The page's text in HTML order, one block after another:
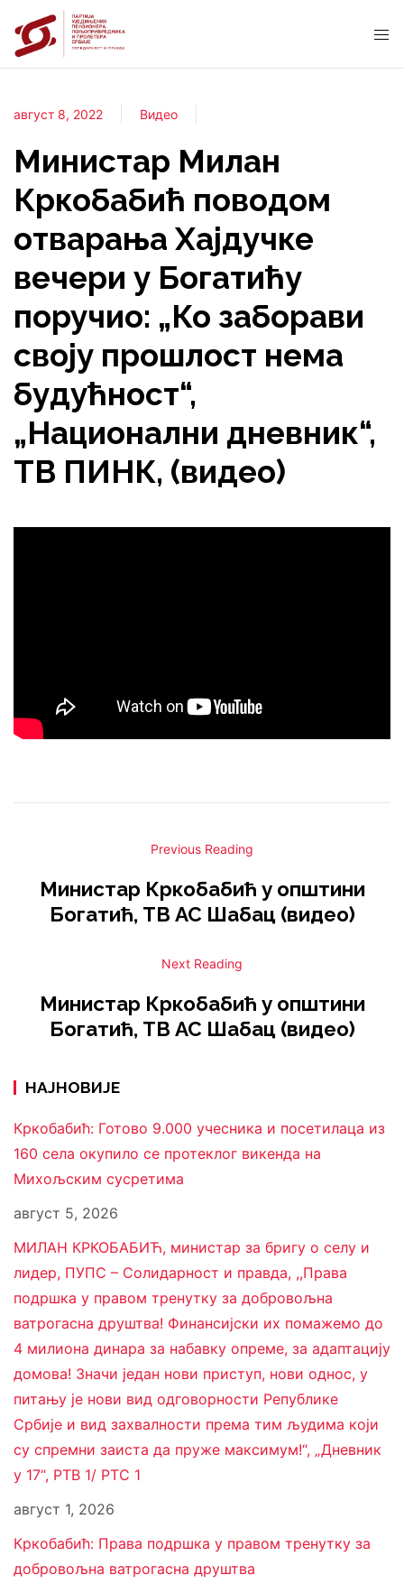
август 8, 2022 Видео
Министар Милан
Кркобабић поводом
отварања Хајдучке
вечери у Богатићу
поручио: „Ко заборави
своју прошлост нема
будућност“,
„Национални дневник“,
ТВ ПИНК, (видео)
Previous Reading
Министар Кркобабић у општини
Богатић, ТВ АС Шабац (видео)
Next Reading
Министар Кркобабић у општини
Богатић, ТВ АС Шабац (видео)
НАЈНОВИЈЕ
Кркобабић: Готово 9.000 учесника и посетилаца из
160 села окупило се протеклог викенда на
Михољским сусретима
август 5, 2026
МИЛАН КРКОБАБИЋ, министар за бригу о селу и
лидер, ПУПС – Солидарност и правда, ,,Права
подршка у правом тренутку за добровољна
ватрогасна друштва! Финансијски их помажемо до
4 милиона динара за набавку опреме, за адаптацију
домова! Значи један нови приступ, нови однос, у
питању је нови вид одговорности Републике
Србије и вид захвалности према тим људима који
су спремни заиста да пруже максимум!“, „Дневник
у 17“, РТВ 1/ РТС 1
август 1, 2026
Кркобабић: Права подршка у правом тренутку за
добровољна ватрогасна друштва